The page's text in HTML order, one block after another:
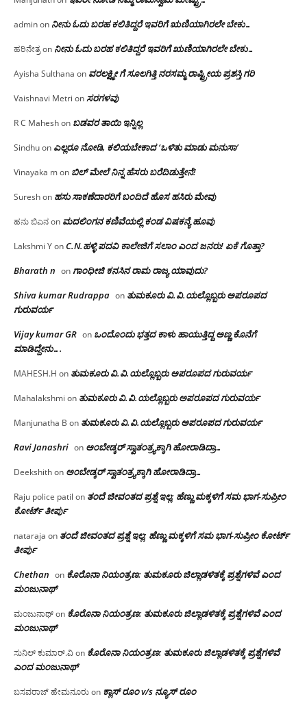
adminon ನೀನು ಓದು ಬರಹ ಕಲಿತಿದ್ದರೆ ಇವರಿಗೆ ಋಣಿಯಾಗಿರಲೇ ಬೇಕು…
ಹರಿನೇತ್ರon ನೀನು ಓದು ಬರಹ ಕಲಿತಿದ್ದರೆ ಇವರಿಗೆ ಋಣಿಯಾಗಿರಲೇ ಬೇಕು…
Ayisha Sulthana on ವರಲಕ್ಷ್ಮೀ ಗೆ ಸೂಲಗಿತ್ತಿ ನರಸಮ್ಮ‌ ರಾಷ್ಟ್ರೀಯ ಪ್ರಶಸ್ತಿ ಗರಿ
Vaishnavi Metri onಸರಗಳವು
R C Maheshon ಬಡವರ ತಾಯಿ ಇನ್ನಿಲ್ಲ
Sindhuon ಎಲ್ಲರೂ ನೋಡಿ, ಕಲಿಯಬೇಕಾದ ‘ಒಳಿತು ಮಾಡು ಮನುಸಾ’
Vinayaka mon ಬಿಲ್ ಮೇಲೆ ನಿನ್ನ ಹೆಸರು ಬರೆದಿಡುತ್ತೇನೆ!
Sureshon ಹಸು ಸಾಕಣೆದಾರರಿಗೆ ಬಂದಿದೆ ಹೊಸ ಹಸಿರು ಮೇವು
ಹನು ಬಿಎನon ಮದಲಿಂಗನ ಕಣಿವೆಯಲ್ಲಿ ಕಂಡ ವಿಷಕನ್ಯೆ ಹೂವು
Lakshmi YonC.N.ಹಳ್ಳಿ ಪದವಿ ಕಾಲೇಜಿಗೆ ಸಲಾಂ‌ ಎಂದ ಜನರು! ಏಕೆ ಗೊತ್ತಾ?
Bharath n onಗಾಂಧೀಜಿ ಕನಸಿನ ರಾಮ ರಾಜ್ಯ ಯಾವುದು?
Shiva kumar Rudrappa on ತುಮಕೂರು‌ ವಿ.ವಿ.ಯಲ್ಲೊಬ್ಬರು ಅಪರೂಪದ
ಗುರುವರ್ಯ
Vijay kumar GR on ಒಂದೊಂದು ಭತ್ತದ ಕಾಳು ಹಾಯುತ್ತಿದ್ದ ಅಣ್ಣ ಕೊನೆಗೆ
ಮಾಡಿದ್ದೇನು….
MAHESH.H on ತುಮಕೂರು‌ ವಿ.ವಿ.ಯಲ್ಲೊಬ್ಬರು ಅಪರೂಪದ ಗುರುವರ್ಯ
Mahalakshmi on ತುಮಕೂರು‌ ವಿ.ವಿ.ಯಲ್ಲೊಬ್ಬರು ಅಪರೂಪದ ಗುರುವರ್ಯ
Manjunatha B on ತುಮಕೂರು‌ ವಿ.ವಿ.ಯಲ್ಲೊಬ್ಬರು ಅಪರೂಪದ ಗುರುವರ್ಯ
Ravi Janashri on ಅಂಬೇಡ್ಕರ್ ಸ್ವಾತಂತ್ರ್ಯಕ್ಕಾಗಿ ಹೋರಾಡಿದ್ರಾ…
Deekshithon ಅಂಬೇಡ್ಕರ್ ಸ್ವಾತಂತ್ರ್ಯಕ್ಕಾಗಿ ಹೋರಾಡಿದ್ರಾ…
Raju police patil on ತಂದೆ ಜೀವಂತದ ಪ್ರಶ್ನೆ ಇಲ್ಲ: ಹೆಣ್ಣು ಮಕ್ಕಳಿಗೆ ಸಮ ಭಾಗ-ಸುಪ್ರೀಂ
ಕೋರ್ಟ್ ತೀರ್ಪು
nataraja on ತಂದೆ ಜೀವಂತದ ಪ್ರಶ್ನೆ ಇಲ್ಲ: ಹೆಣ್ಣು ಮಕ್ಕಳಿಗೆ ಸಮ ಭಾಗ-ಸುಪ್ರೀಂ ಕೋರ್ಟ್
ತೀರ್ಪು
Chethan on ಕೊರೊನಾ ನಿಯಂತ್ರಣ: ತುಮಕೂರು ಜಿಲ್ಲಾಡಳಿತಕ್ಕೆ ಪ್ರಶ್ನೆಗಳಿವೆ ಎಂದ
ಮಂಜು‌ನಾಥ್
ಮಂಜುನಾಥ್on ಕೊರೊನಾ ನಿಯಂತ್ರಣ: ತುಮಕೂರು ಜಿಲ್ಲಾಡಳಿತಕ್ಕೆ ಪ್ರಶ್ನೆಗಳಿವೆ ಎಂದ
ಮಂಜು‌ನಾಥ್
ಸುನಿಲ್ ಕುಮಾರ್.ವಿon ಕೊರೊನಾ ನಿಯಂತ್ರಣ: ತುಮಕೂರು ಜಿಲ್ಲಾಡಳಿತಕ್ಕೆ ಪ್ರಶ್ನೆಗಳಿವೆ
ಎಂದ ಮಂಜು‌ನಾಥ್
ಬಸವರಾಜ್ ಹೇಮನೂರುon ಕ್ಲಾಸ್ ರೂಂ v/s ನ್ಯೂಸ್ ರೂಂ